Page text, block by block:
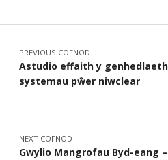
Llywio cofnod
PREVIOUS COFNOD
Astudio effaith y
systemau pŵer niwclear
NEXT COFNOD
Gwylio Mangrofau Byd-eang